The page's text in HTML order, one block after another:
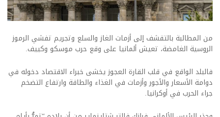
من المطالبة بالتقشف إلى أزمات الغاز والسلع وتجريم تفشي الرموز
الروسية الغامضة، تعيش ألمانيا على وقع حرب موسكو وكييف.
فالبلد الواقع في قلب القارة العجوز يخشى خبراء الاقتصاد دخوله في
دوامة الأسعار والأجور وأزمات في الغذاء والطاقة وارتفاع التضخم
جراء الحرب في أوكرانيا.